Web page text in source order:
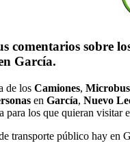
comentarios sobre
García.
de los Camiones,
en García, Nuevo
para los que quieran visitar
transporte público hay en